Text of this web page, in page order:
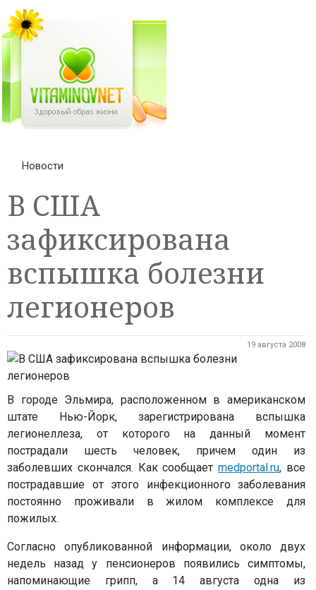
Новости
В США
зафиксирована
вспышка болезни
легионеров
19 августа 2008
В городе Эльмира, расположенном в американском
штате Нью-Йорк, зарегистрирована вспышка
легионеллеза, от которого на данный момент
пострадали шесть человек, причем один из
заболевших скончался. Как сообщаетmedportal.ru, все
пострадавшие от этого инфекционного заболевания
постоянно проживали в жилом комплексе для
пожилых.
Согласно опубликованной информации, около двух
недель назад у пенсионеров появились симптомы,
напоминающие грипп, а 14 августа одна из